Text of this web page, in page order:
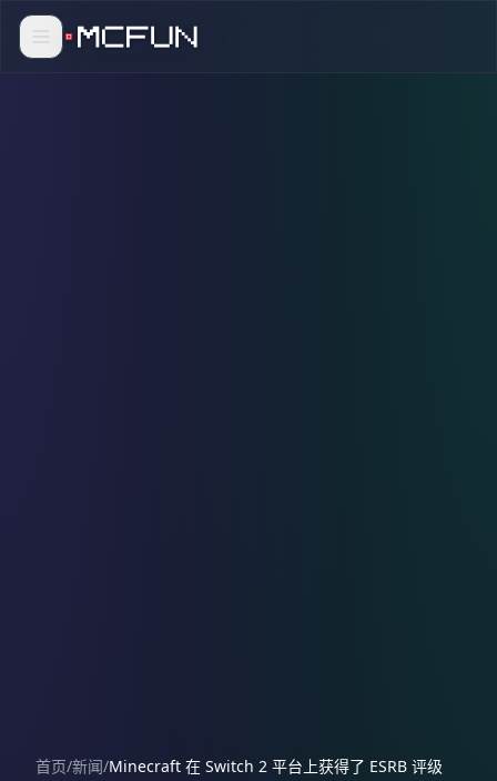
首页/新闻/Minecraft 在 Switch 2 平台上获得了 ESRB 评级